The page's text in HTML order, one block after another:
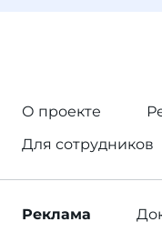
О проекте
Для сотрудников
Реклама